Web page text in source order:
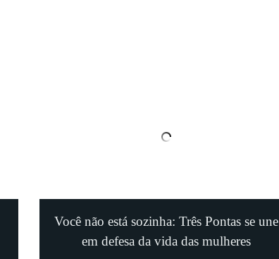
Você não está sozinha: Três Pontas se une
em defesa da vida das mulheres